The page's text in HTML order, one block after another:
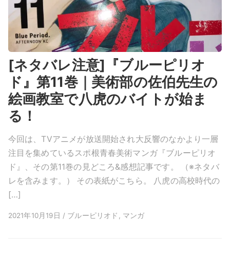
[ネタバレ注意]『ブルーピリオ
ド』第11巻｜美術部の佐伯先生の
絵画教室で八虎のバイトが始ま
る！
今回は、TVアニメが放送開始され大反響のなかより一層
注目を集めているスポ根青春美術マンガ『ブルーピリオ
ド』、その第11巻の見どころ&感想記事です。 （※ネタバ
レを含みます。） その表紙がこちら。 八虎の高校時代の
[…]
2021年10月19日 / ブルーピリオド, マンガ